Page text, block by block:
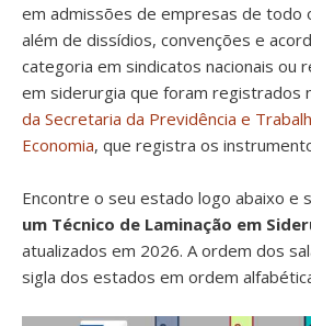
em admissões de empresas de todo
além de dissídios, convenções e
categoria em sindicatos nacionais ou
em siderurgia que foram registrados
da Secretaria da Previdência e
Economia, que registra os
Encontre o seu estado logo abaixo e
um Técnico de Laminação em
atualizados em 2026. A ordem dos
sigla dos estados em ordem